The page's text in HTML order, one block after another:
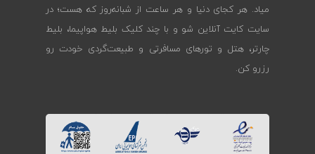
میاد. هر کجای دنیا و هر ساعت از شبانه‌روز که هست؛ در
سایت کایت آنلاین شو و با چند کلیک بلیط هواپیما، بلیط
چارتر، هتل و تورهای مسافرتی و طبیعت‌گردی خودت رو
رزرو کن.